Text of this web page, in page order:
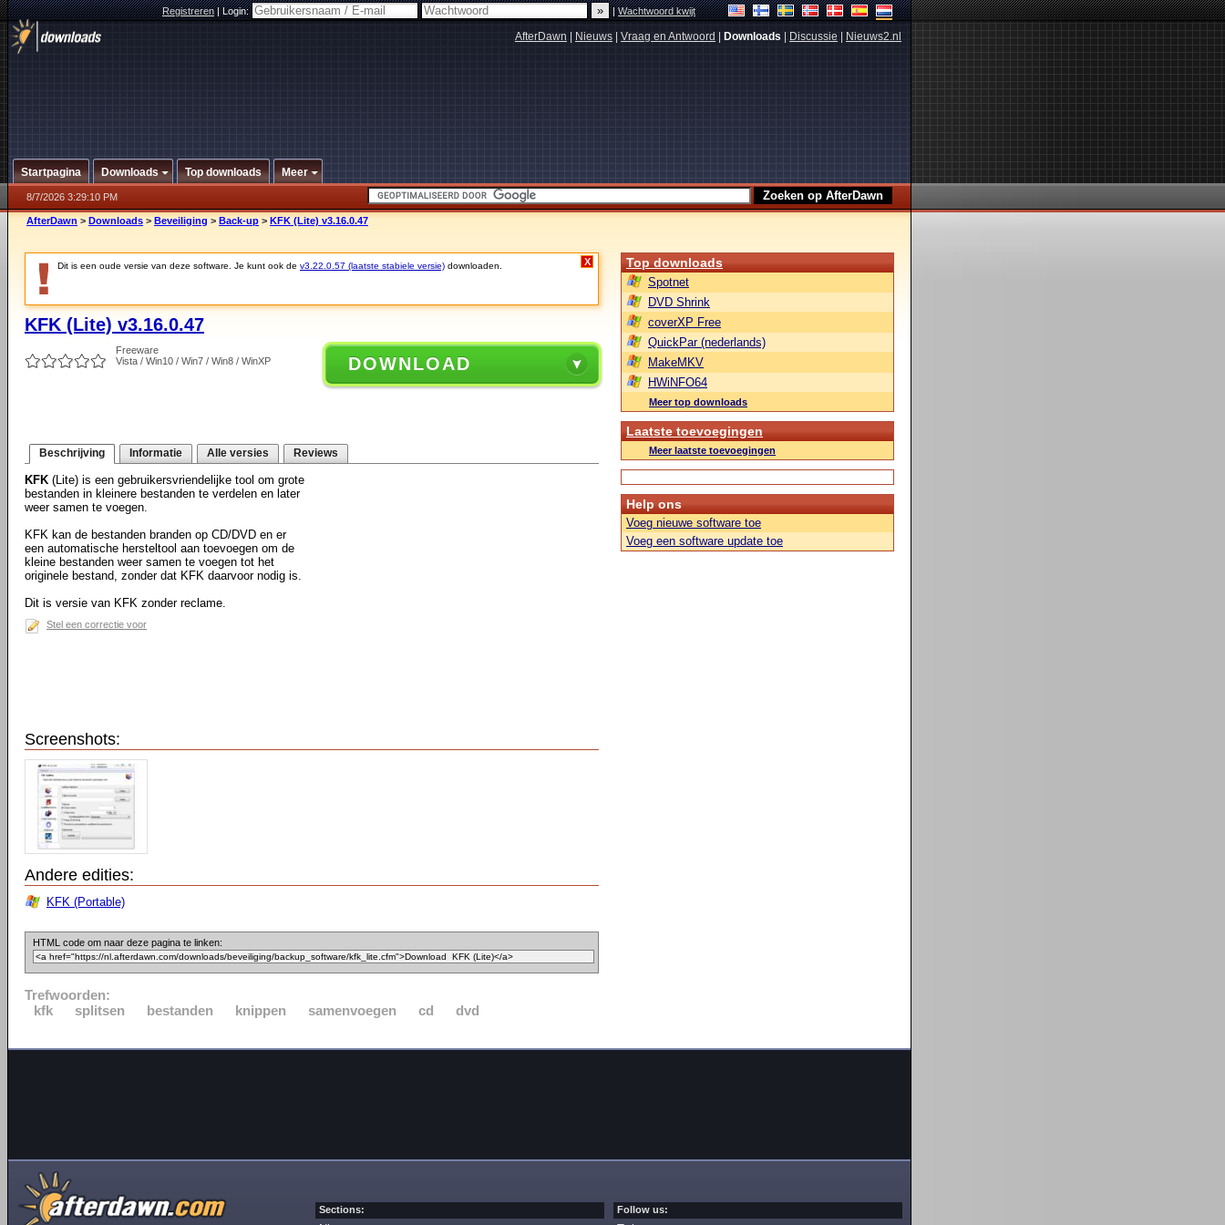
Registreren|Login: |Wachtwoord kwijt
AfterDawn Nieuws Vraag en Antwoord Downloads Discussie Nieuws2.nl
Startpagina Downloads Top downloads Meer
8/7/2026 3:29:10 PM
AfterDawn > Downloads > Beveiliging > Back-up > KFK (Lite) v3.16.0.47
Dit is een oude versie van deze software. Je kunt ook de v3.22.0.57 (laatste stabiele versie) downloaden. X
KFK (Lite) v3.16.0.47
Freeware
Vista / Win10 / Win7 / Win8 / WinXP
DOWNLOAD
Beschrijving Informatie Alle versies Reviews
KFK (Lite) is een gebruikersvriendelijke tool om grote
bestanden in kleinere bestanden te verdelen en later
weer samen te voegen.
KFK kan de bestanden branden op CD/DVD en er
een automatische hersteltool aan toevoegen om de
kleine bestanden weer samen te voegen tot het
originele bestand, zonder dat KFK daarvoor nodig is.
Dit is versie van KFK zonder reclame.
Stel een correctie voor
Screenshots:
Andere edities:
KFK (Portable)
HTML code om naar deze pagina te linken:
Trefwoorden:
kfk
splitsen bestanden knippen samenvoegen cd dvd
Top downloads
Spotnet
DVD Shrink
coverXP Free
QuickPar (nederlands)
MakeMKV
HWiNFO64
Meer top downloads
Laatste toevoegingen
Meer laatste toevoegingen
Help ons
Voeg nieuwe software toe
Voeg een software update toe
Sections: Follow us: